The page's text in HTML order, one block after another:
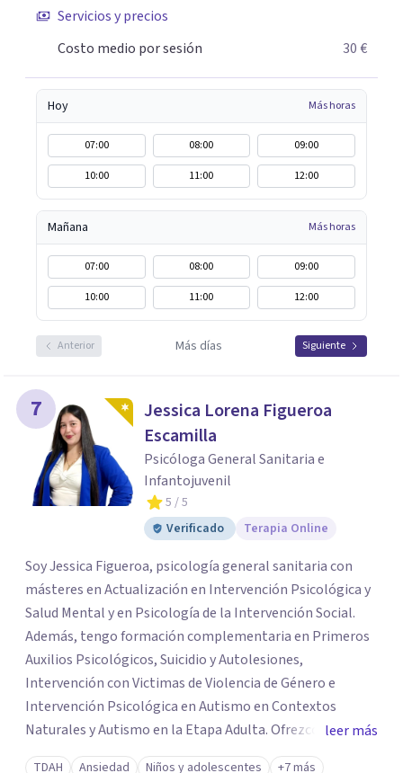
conmigo.Servicios y precios
Costo medio por sesión
30 €
Hoy Más horas
07:00 08:00
09:00
10:00
11:00 12:00
Mañana Más horas
07:00 08:00
09:00
10:00
11:00 12:00
Anterior Más días Siguiente
7
Jessica Lorena Figueroa
Escamilla
Psicóloga General Sanitaria e
Infantojuvenil
5 / 5
Verificado
Terapia Online
Soy Jessica Figueroa, psicología general sanitaria con
másteres en Actualización en Intervención Psicológica y
Salud Mental y en Psicología de la Intervención Social.
Además, tengo formación complementaria en Primeros
Auxilios Psicológicos, Suicidio y Autolesiones,
Intervención con Victimas de Violencia de Género e
Intervención Psicológica en Autismo en Contextos
Naturales y Autismo en la Etapa Adulta. Ofrezco un lugar
seguro y cómodo que ayuda a las personas a fomentar el
leer más
TDAH Ansiedad Niños y adolescentes +7 más